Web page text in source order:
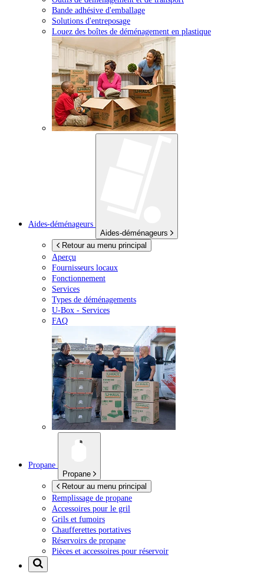
Bande adhésive d'emballage
Solutions d'entreposage
Louez des boîtes de déménagement en plastique
Aides-déménageurs
Aides-déménageurs
Retour au menu principal
Aperçu
Fournisseurs locaux
Fonctionnement
Services
Types de déménagements
U-Box - Services
FAQ
Propane
Propane
Retour au menu principal
Remplissage de propane
Accessoires pour le gril
Grils et fumoirs
Chaufferettes portatives
Réservoirs de propane
Pièces et accessoires pour réservoir